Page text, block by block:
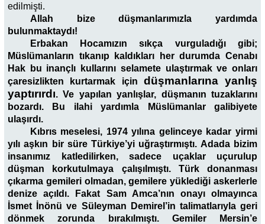
edilmişti.
Allah bize düşmanlarımızla yardımda
bulunmaktaydı!
Erbakan Hocamızın sıkça vurguladığı gibi;
Müslümanların tıkanıp kaldıkları her durumda Cenabı
Hak bu inançlı kullarını selamete ulaştırmak ve onları
çaresizlikten kurtarmak için düşmanlarına yanlış
yaptırırdı. Ve yapılan yanlışlar, düşmanın tuzaklarını
bozardı. Bu ilahi yardımla Müslümanlar galibiyete
ulaşırdı.
Kıbrıs meselesi, 1974 yılına gelinceye kadar yirmi
yılı aşkın bir süre Türkiye’yi uğraştırmıştı. Adada bizim
insanımız katledilirken, sadece uçaklar uçurulup
düşman korkutulmaya çalışılmıştı. Türk donanması
çıkarma gemileri olmadan, gemilere yüklediği askerlerle
denize açıldı. Fakat Sam Amca’nın onayı olmayınca
İsmet İnönü ve Süleyman Demirel’in talimatlarıyla geri
dönmek zorunda bırakılmıştı. Gemiler Mersin’e